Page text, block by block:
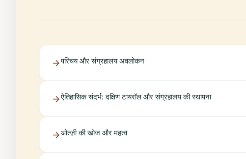
परिचय और संग्रहालय अवलोकन
ऐतिहासिक संदर्भ: दक्षिण टायरॉल और संग्रहालय की स्थापना
ओत्ज़ी की खोज और महत्व